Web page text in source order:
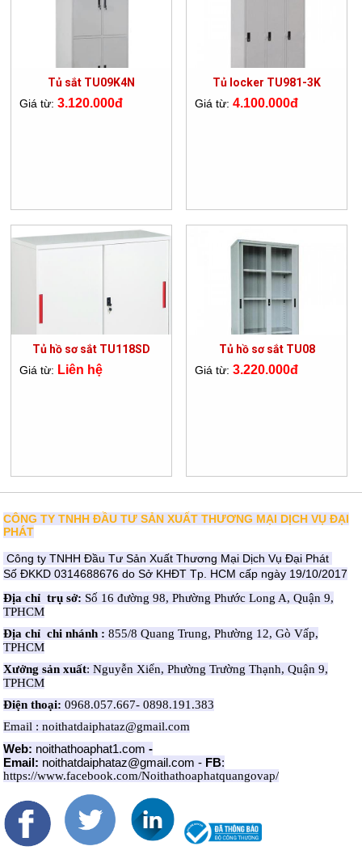
Tủ sắt TU09K4N
Giá từ:3.120.000đ
Tủ locker TU981-3K
Giá từ:4.100.000đ
Tủ hồ sơ sắt TU118SD
Giá từ: Liên hệ
Tủ hồ sơ sắt TU08
Giá từ:3.220.000đ
CÔNG TY TNHH ĐẦU TƯ SẢN XUẤT THƯƠNG MẠI DỊCH VỤ ĐẠI
PHÁT
Công ty TNHH Đầu Tư Sản Xuất Thương Mại Dịch Vụ Đại Phát
Số ĐKKD 0314688676 do Sở KHĐT Tp. HCM cấp ngày 19/10/2017
Địa chỉ trụ sở: Số 16 đường 98, Phường Phước Long A, Quận 9,
TPHCM
Địa chỉ chi nhánh :855/8 Quang Trung, Phường 12, Gò Vấp,
TPHCM
Xưởng sản xuất: Nguyễn Xiển, Phường Trường Thạnh, Quận 9,
TPHCM
Điện thoại: 0968.057.667- 0898.191.383
Email : noithatdaiphataz@gmail.com
Web: noithathoaphat1.com-
Email: noithatdaiphataz@gmail.com - FB:
https://www.facebook.com/Noithathoaphatquangovap/